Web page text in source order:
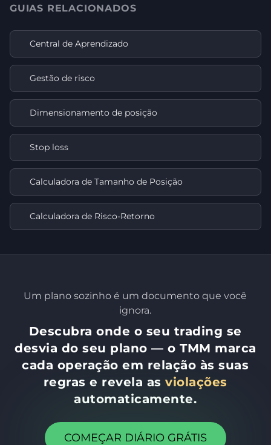
GUIAS RELACIONADOS
Central de Aprendizado
Gestão de risco
Dimensionamento de posição
Stop loss
Calculadora de Tamanho de Posição
Calculadora de Risco-Retorno
Um plano sozinho é um documento que você
ignora.
Descubra onde o seu trading se
desvia do seu plano — o TMM marca
cada operação em relação às suas
regras e revela asviolações
automaticamente.
COMEÇAR DIÁRIO GRÁTIS